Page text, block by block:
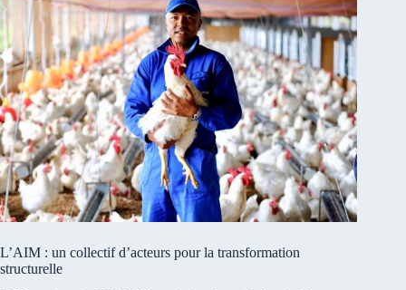
L’AIM : un collectif d’acteurs pour la transformation
structurelle